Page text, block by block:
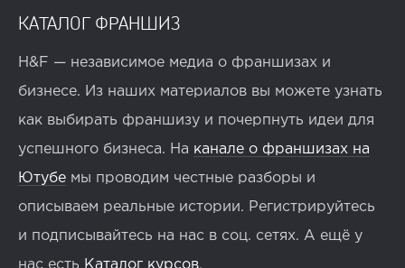
КАТАЛОГ ФРАНШИЗ
H&F — независимое медиа о франшизах и
бизнесе. Из наших материалов вы можете узнать
как выбирать франшизу и почерпнуть идеи для
успешного бизнеса. На канале о франшизах на
Ютубе мы проводим честные разборы и
описываем реальные истории. Регистрируйтесь
и подписывайтесь на нас в соц. сетях. А ещё у
нас есть Каталог курсов.